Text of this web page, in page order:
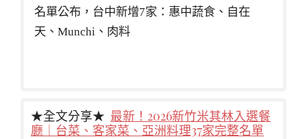
名單公布，台中新增7家：惠中蔬食、自在
天、Munchi、肉料
★全文分享★ 最新！2026新竹米其林入選餐
廳｜台菜、客家菜、亞洲料理37家完整名單